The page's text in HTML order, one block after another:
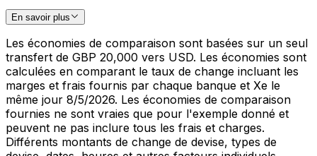
En savoir plus
Les économies de comparaison sont basées sur un seul
transfert de GBP 20,000 vers USD. Les économies sont
calculées en comparant le taux de change incluant les
marges et frais fournis par chaque banque et Xe le
même jour 8/5/2026. Les économies de comparaison
fournies ne sont vraies que pour l'exemple donné et
peuvent ne pas inclure tous les frais et charges.
Différents montants de change de devise, types de